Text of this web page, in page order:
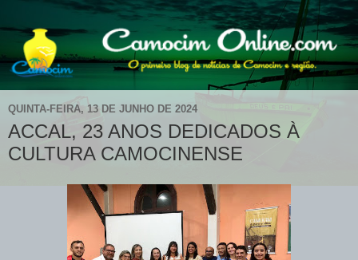
QUINTA-FEIRA, 13 DE JUNHO DE 2024
ACCAL, 23 ANOS DEDICADOS À
CULTURA CAMOCINENSE